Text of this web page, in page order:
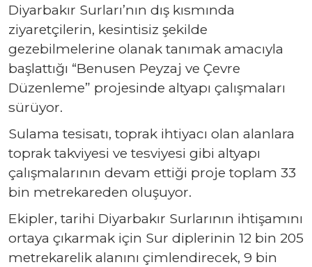
Diyarbakır Surları’nın dış kısmında
ziyaretçilerin, kesintisiz şekilde
gezebilmelerine olanak tanımak amacıyla
başlattığı “Benusen Peyzaj ve Çevre
Düzenleme” projesinde altyapı çalışmaları
sürüyor.
Sulama tesisatı, toprak ihtiyacı olan alanlara
toprak takviyesi ve tesviyesi gibi altyapı
çalışmalarının devam ettiği proje toplam 33
bin metrekareden oluşuyor.
Ekipler, tarihi Diyarbakır Surlarının ihtişamını
ortaya çıkarmak için Sur diplerinin 12 bin 205
metrekarelik alanını çimlendirecek, 9 bin